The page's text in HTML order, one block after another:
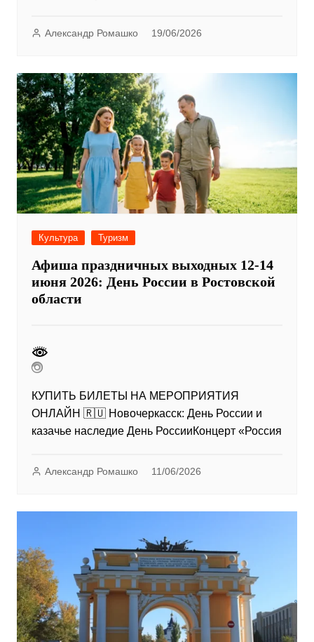
Александр Ромашко 19/06/2026
Культура Туризм
Афиша праздничных выходных 12-14
июня 2026: День России в Ростовской
области
КУПИТЬ БИЛЕТЫ НА МЕРОПРИЯТИЯ
ОНЛАЙН 🇷🇺 Новочеркасск: День России и
казачье наследие День РоссииКонцерт «Россия
Александр Ромашко 11/06/2026